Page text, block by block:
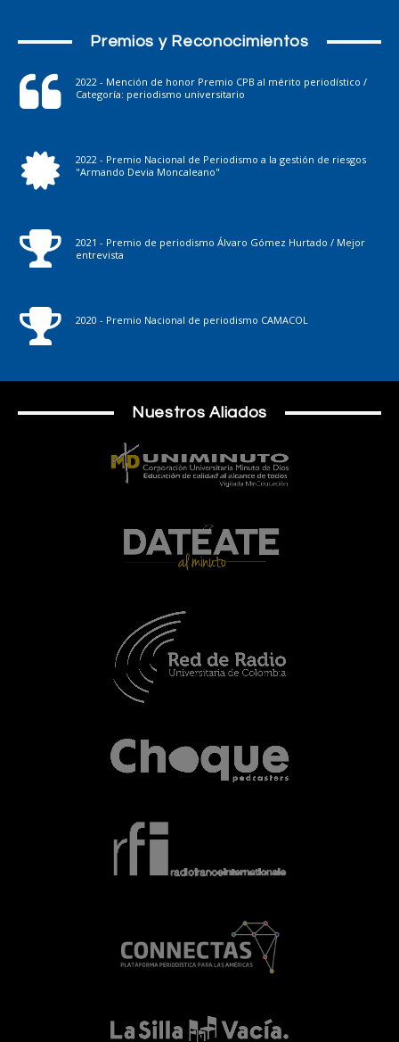
Premios y Reconocimientos
2022 - Mención de honor Premio CPB al mérito periodístico /
Categoría: periodismo universitario
2022 - Premio Nacional de Periodismo a la gestión de riesgos
"Armando Devia Moncaleano"
2021 - Premio de periodismo Álvaro Gómez Hurtado / Mejor
entrevista
2020 - Premio Nacional de periodismo CAMACOL
Nuestros Aliados